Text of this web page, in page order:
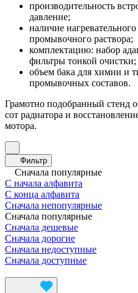
производительность
давление;
наличие
промывочного раствора;
комплектацию: набор
фильтры тонкой очистки;
объем бака для химии и
промывочных составов.
Грамотно подобранный стенд
сот радиатора и
мотора.
Фильтр
Сначала популярные
С начала алфавита
С конца алфавита
Сначала непопулярные
Сначала популярные
Сначала дешевые
Сначала дорогие
Сначала недоступные
Сначала доступные